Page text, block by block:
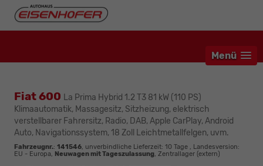
Menü
Fiat 600 La Prima Hybrid 1.2 T3 81 kW (110 PS)
Klimaautomatik, Massagesitz, Sitzheizung, elektrisch
verstellbarer Fahrersitz, Radio, DAB, Apple CarPlay, Android
Auto, Navigationssystem, 18 Zoll Leichtmetallfelgen, uvm.
Fahrzeugnr.: 141546, unverbindliche Lieferzeit: 10 Tage , Landesversion:
EU - Europa, Neuwagen mit Tageszulassung, Zentrallager (extern)